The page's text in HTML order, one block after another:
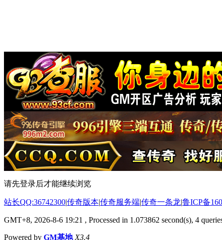
请先登录后才能继续浏览
站长QQ:36742300|传奇版本|传奇服务端|传奇一条龙|鲁ICP备
GMT+8, 2026-8-6 19:21 , Processed in 1.073862 second(s), 4
Powered by GM基地 X3.4